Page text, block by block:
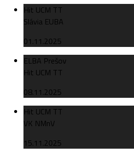
Hit UCM TT
Slávia EUBA
01.11.2025
ELBA Prešov
Hit UCM TT
08.11.2025
Hit UCM TT
VK NMnV
15.11.2025